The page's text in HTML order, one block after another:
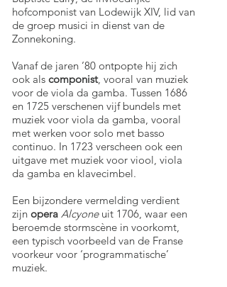
hofcomponist van Lodewijk XIV, lid van
de groep musici in dienst van de
Zonnekoning.
Vanaf de jaren ’80 ontpopte hij zich
ook als componist, vooral van muziek
voor de viola da gamba. Tussen 1686
en 1725 verschenen vijf bundels met
muziek voor viola da gamba, vooral
met werken voor solo met basso
continuo. In 1723 verscheen ook een
uitgave met muziek voor viool, viola
da gamba en klavecimbel.
Een bijzondere vermelding verdient
zijn opera Alcyone uit 1706, waar een
beroemde stormscène in voorkomt,
een typisch voorbeeld van de Franse
voorkeur voor ‘programmatische’
muziek.